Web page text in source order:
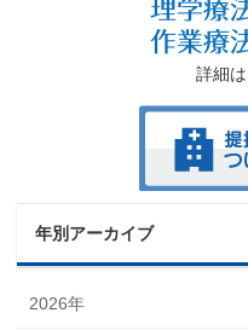
詳細
年別アーカイブ
2026年